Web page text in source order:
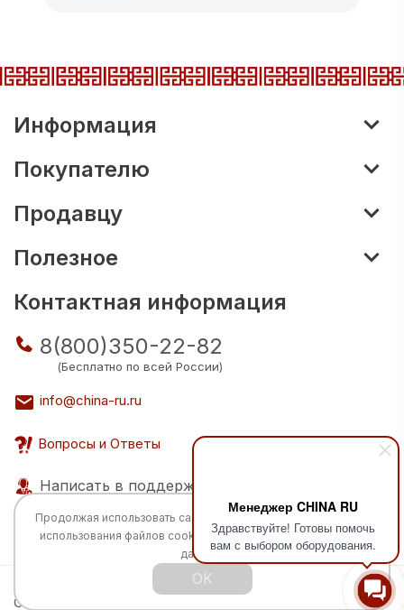
Менеджер CHINA RU
Здравствуйте! Готовы помочь
вам с выбором оборудования.
Информация
Покупателю
Продавцу
Полезное
Контактная информация
8(800)350-22-82
(Бесплатно по всей России)
info@china-ru.ru
Вопросы и Ответы
Написать в поддержку
Все права защищены © 2026 Разработка:
China
Продолжая использовать сайт, вы соглашаетесь с
использования файлов cookie и обработкой персональных
данных.
OK